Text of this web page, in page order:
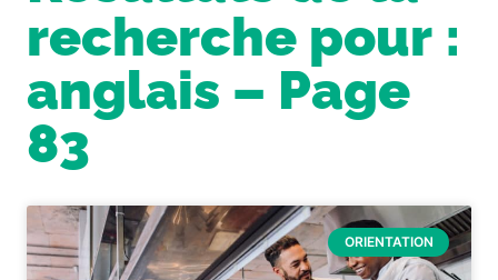
recherche pour :
anglais – Page
83
ORIENTATION